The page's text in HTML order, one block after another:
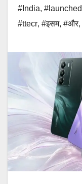
#India, #launched
#ttecr, #इसम, #और,